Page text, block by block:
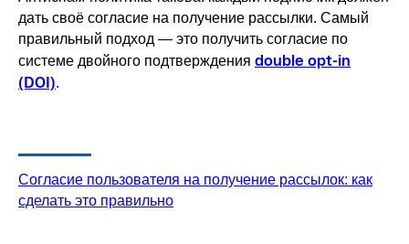
дать своё согласие на получение рассылки. Самый
правильный подход — это получить согласие по
системе двойного подтверждения double opt-in
(DOI).
Согласие пользователя на получение рассылок: как
сделать это правильно